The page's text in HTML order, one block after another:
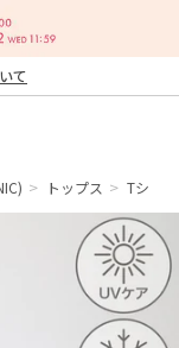
て
トップス Tシャ